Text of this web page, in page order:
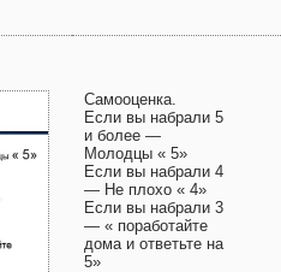
Самооценка.
Если вы набрали 5
и более —
Молодцы « 5»
Если вы набрали 4
— Не плохо « 4»
Если вы набрали 3
— « поработайте
дома и ответьте на
5»